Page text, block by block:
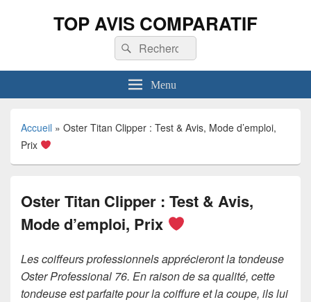
TOP AVIS COMPARATIF
Recherche :
Rechercher
Menu
Accueil » Oster Titan Clipper : Test & Avis, Mode d’emploi,
Prix
Oster Titan Clipper : Test & Avis,
Mode d’emploi, Prix
Les coiffeurs professionnels apprécieront la tondeuse
Oster Professional 76. En raison de sa qualité, cette
tondeuse est parfaite pour la coiffure et la coupe, ils lui